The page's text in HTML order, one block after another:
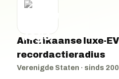
Amerikaanse luxe-
recordactieradius
Verenigde Staten · sinds